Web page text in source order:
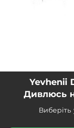
Yevhenii
Дивлюсь